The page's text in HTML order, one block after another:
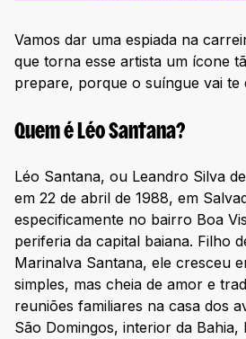
Vamos dar uma espiada na
que torna esse artista um ícone
prepare, porque o suíngue vai te
Quem é Léo Santana?
Léo Santana, ou Leandro Silva
em 22 de abril de 1988, em
especificamente no bairro Boa
periferia da capital baiana. Filho
Marinalva Santana, ele cresceu
simples, mas cheia de amor e
reuniões familiares na casa dos
São Domingos, interior da Bahia,